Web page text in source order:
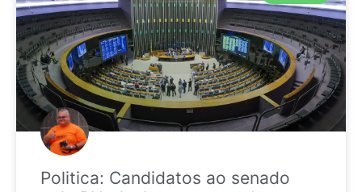
Politica: Candidatos ao senado